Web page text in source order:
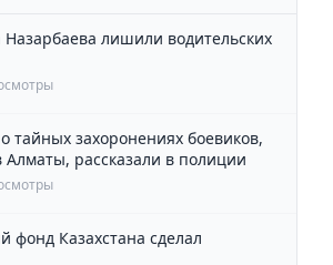
Назарбаева лишили водительских
тайных захоронениях боевиков,
Алматы, рассказали в полиции
фонд Казахстана сделал